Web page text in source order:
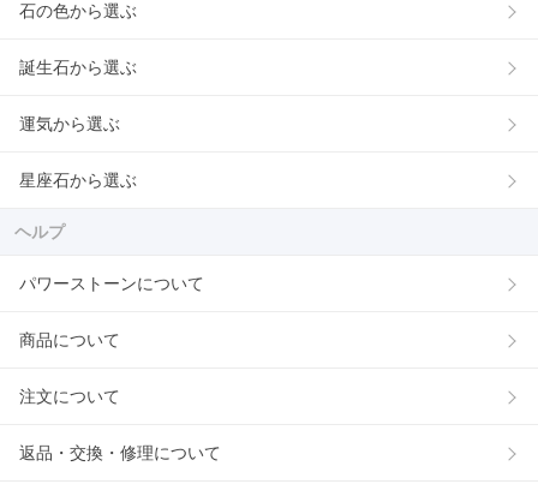
石の色から選ぶ
誕生石から選ぶ
運気から選ぶ
星座石から選ぶ
ヘルプ
パワーストーンについて
商品について
注文について
返品・交換・修理について